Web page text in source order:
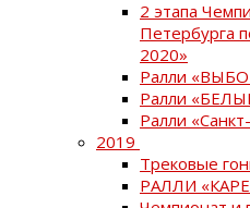
2 этапа
Петербурга
2020»
Ралли
Ралли
Ралли
2019
Трековые
РАЛЛИ